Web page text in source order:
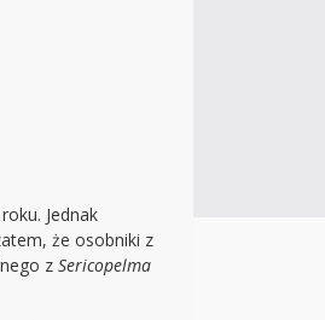
Jednak
że osobniki z
z Sericopelma